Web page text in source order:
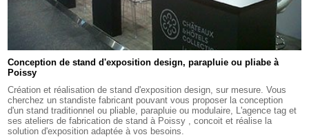
Conception de stand d'exposition design, parapluie ou pliabe à
Poissy
Création et réalisation de stand d'exposition design, sur mesure. Vous
cherchez un standiste fabricant pouvant vous proposer la conception
d'un stand traditionnel ou pliable, parapluie ou modulaire, L'agence tag et
ses ateliers de fabrication de stand à Poissy , concoit et réalise la
solution d'exposition adaptée à vos besoins.